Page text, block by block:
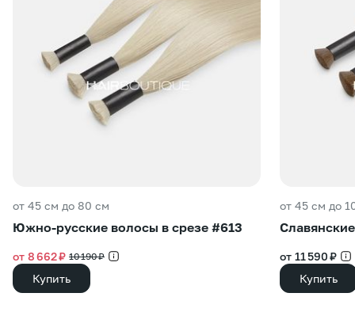
от 45 см до 80 см
Южно-русские волосы в срезе #613
от 8 662 ₽ 10 190 ₽
Купить
от 45 см до
от 11 590 ₽
Купить